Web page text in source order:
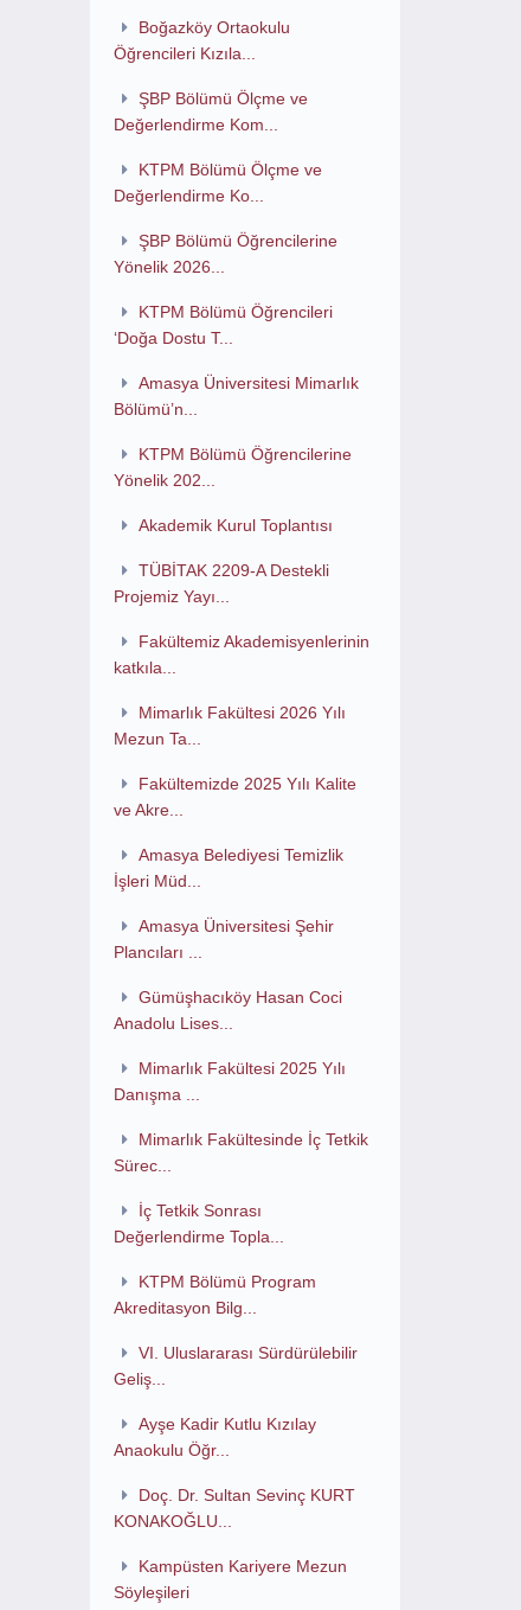
Boğazköy Ortaokulu
Öğrencileri Kızıla...
ŞBP Bölümü Ölçme ve
Değerlendirme Kom...
KTPM Bölümü Ölçme ve
Değerlendirme Ko...
ŞBP Bölümü Öğrencilerine
Yönelik 2026...
KTPM Bölümü Öğrencileri
‘Doğa Dostu T...
Amasya Üniversitesi Mimarlık
Bölümü’n...
KTPM Bölümü Öğrencilerine
Yönelik 202...
Akademik Kurul Toplantısı
TÜBİTAK 2209-A Destekli
Projemiz Yayı...
Fakültemiz Akademisyenlerinin
katkıla...
Mimarlık Fakültesi 2026 Yılı
Mezun Ta...
Fakültemizde 2025 Yılı Kalite
ve Akre...
Amasya Belediyesi Temizlik
İşleri Müd...
Amasya Üniversitesi Şehir
Plancıları ...
Gümüşhacıköy Hasan Coci
Anadolu Lises...
Mimarlık Fakültesi 2025 Yılı
Danışma ...
Mimarlık Fakültesinde İç Tetkik
Sürec...
İç Tetkik Sonrası
Değerlendirme Topla...
KTPM Bölümü Program
Akreditasyon Bilg...
VI. Uluslararası Sürdürülebilir
Geliş...
Ayşe Kadir Kutlu Kızılay
Anaokulu Öğr...
Doç. Dr. Sultan Sevinç KURT
KONAKOĞLU...
Kampüsten Kariyere Mezun
Söyleşileri